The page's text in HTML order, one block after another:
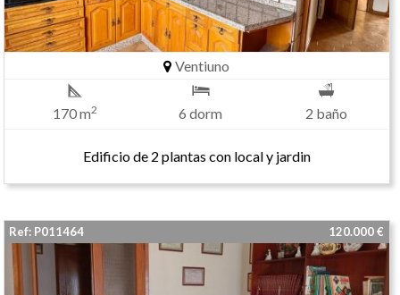
Ventiuno
170 m2 6 dorm 2 baño
Edificio de 2 plantas con local y jardin
Ref: P011464 120.000 €